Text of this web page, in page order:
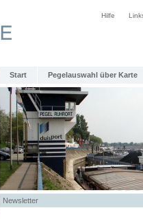
Hilfe
Start Pegelauswahl über Karte
Newsletter